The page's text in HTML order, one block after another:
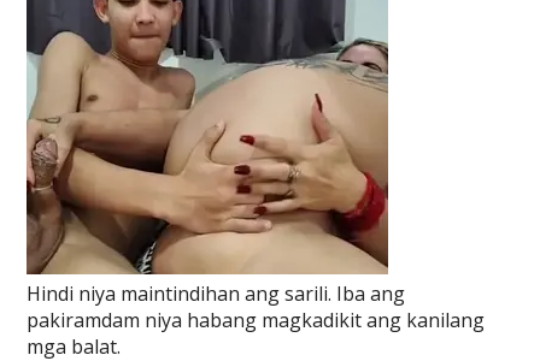
Hindi niya maintindihan ang sarili. Iba ang
pakiramdam niya habang magkadikit ang kanilang
mga balat.